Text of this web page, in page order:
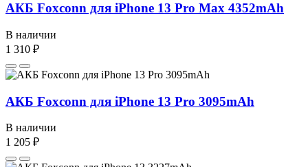
АКБ Foxconn для iPhone 13 Pro Max 4352mAh
В наличии
1 310 ₽
АКБ Foxconn для iPhone 13 Pro 3095mAh
В наличии
1 205 ₽